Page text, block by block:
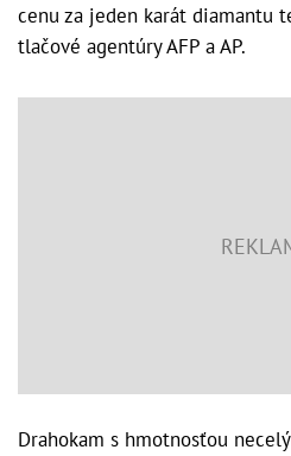
cenu za jeden karát diamantu
tlačové agentúry AFP a AP.
Drahokam s hmotnosťou